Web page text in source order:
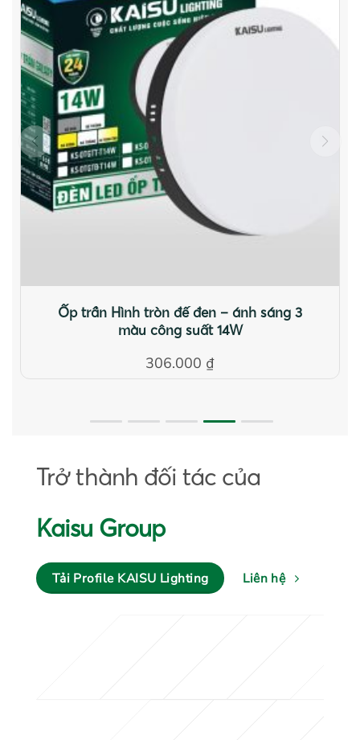
Ốp trần Hình tròn đế đen – ánh sáng 3
màu công suất 14W
306.000 ₫
Trở thành đối tác của
Kaisu Group
Tải Profile KAISU Lighting Liên hệ